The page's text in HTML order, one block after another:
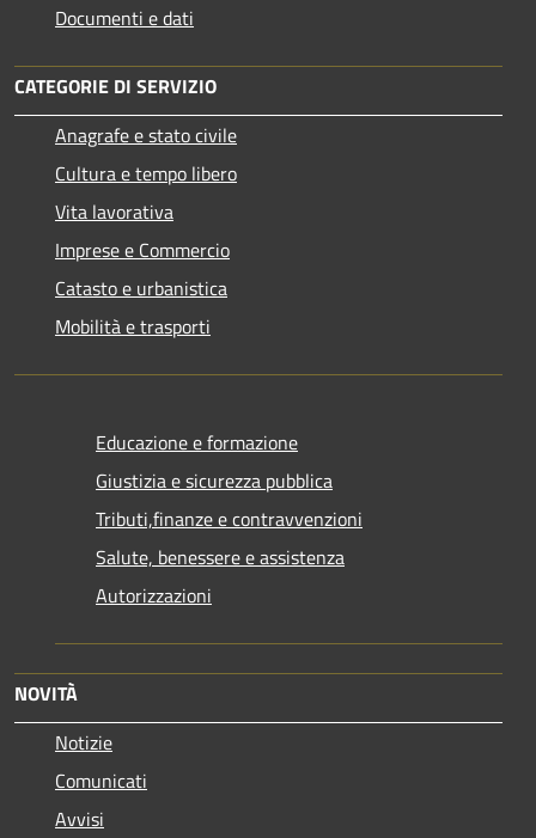
Documenti e dati
CATEGORIE DI SERVIZIO
Anagrafe e stato civile
Cultura e tempo libero
Vita lavorativa
Imprese e Commercio
Catasto e urbanistica
Mobilità e trasporti
Educazione e formazione
Giustizia e sicurezza pubblica
Tributi,finanze e contravvenzioni
Salute, benessere e assistenza
Autorizzazioni
NOVITÀ
Notizie
Comunicati
Avvisi